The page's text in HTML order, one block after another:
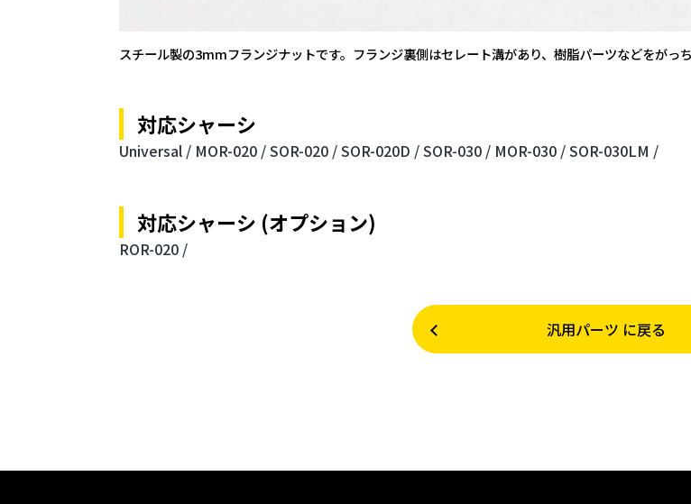
スチール製の3mmフランジナットです。フランジ裏側はセレート溝があり、樹脂パーツなどをがっ
対応シャーシ
Universal / MOR-020 /SOR-020 /SOR-020D /SOR-030 / MOR-030 /SOR-030LM /
対応シャーシ (オプション)
ROR-020 /
汎用パーツ に戻る